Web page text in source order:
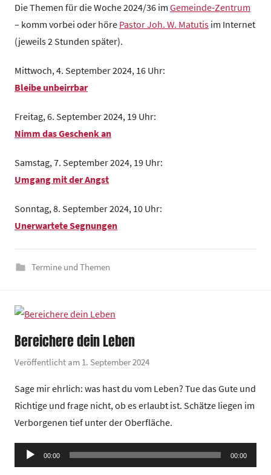
n
G
e
d
e
Die Themen für die Woche 2024/36 im Gemeinde-Zentrum
– komm vorbei oder höre Pastor Joh. W. Matutis im Internet
(jeweils 2 Stunden später).
Mittwoch, 4. September 2024, 16 Uhr:
Bleibe unbeirrbar
Freitag, 6. September 2024, 19 Uhr:
Nimm das Geschenk an
Samstag, 7. September 2024, 19 Uhr:
Umgang mit der Angst
Sonntag, 8. September 2024, 10 Uhr:
Unerwartete Segnungen
Termine und Themen
Bereichere dein Leben
Veröffentlicht am 1. September 2024
n
G
e
m
e
Sage mir ehrlich: was hast du vom Leben? Tue das Gute und
Richtige und frage nicht, ob es erlaubt ist. Schätze liegen im
Verborgenen tief unter der Oberfläche.
Audio-
Player
00:00 00:00